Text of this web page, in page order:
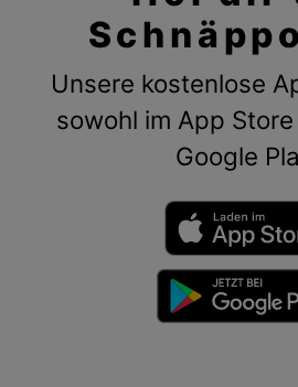
Unsere kostenlose
sowohl im App
Google